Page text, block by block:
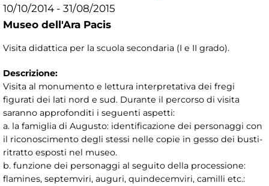
10/10/2014 - 31/08/2015
Museo dell'Ara Pacis
Visita didattica per la scuola secondaria (I e II grado).
Descrizione:
Visita al monumento e lettura interpretativa dei fregi
figurati dei lati nord e sud. Durante il percorso di visita
saranno approfonditi i seguenti aspetti:
a. la famiglia di Augusto: identificazione dei personaggi con
il riconoscimento degli stessi nelle copie in gesso dei busti-
ritratto esposti nel museo.
b. funzione dei personaggi al seguito della processione:
flamines, septemviri, auguri, quindecemviri, camilli etc.: